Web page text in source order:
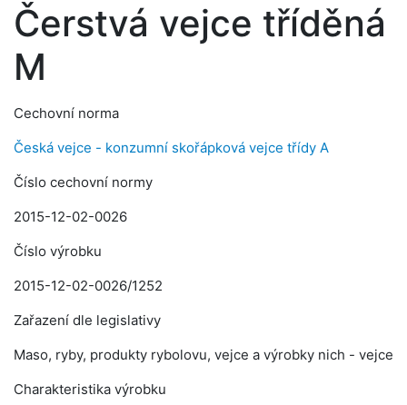
Čerstvá vejce tříděná
M
Cechovní norma
Česká vejce - konzumní skořápková vejce třídy A
Číslo cechovní normy
2015-12-02-0026
Číslo výrobku
2015-12-02-0026/1252
Zařazení dle legislativy
Maso, ryby, produkty rybolovu, vejce a výrobky nich - vejce
Charakteristika výrobku